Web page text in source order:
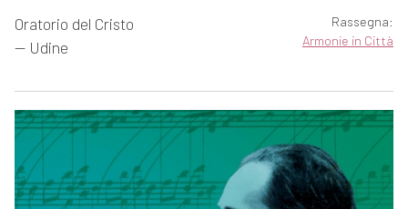
Oratorio del Cristo
— Udine
Rassegna:
Armonie in Città